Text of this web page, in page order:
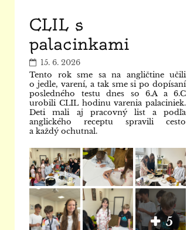
CLIL s
palacinkami
15. 6. 2026
Tento rok sme sa na angličtine učili
o jedle, varení, a tak sme si po dopísaní
posledného testu dnes so 6.A a 6.C
urobili CLIL hodinu varenia palaciniek.
Deti mali aj pracovný list a podľa
anglického receptu spravili cesto
a každý ochutnal.
5